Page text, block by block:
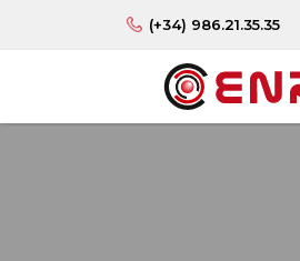
(+34) 986.21.35.35